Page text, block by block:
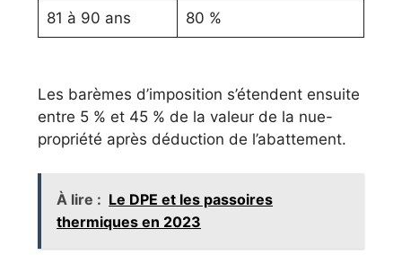
81 à 90 ans 80 %
Les barèmes d’imposition s’étendent ensuite
entre 5 % et 45 % de la valeur de la nue-
propriété après déduction de l’abattement.
À lire : Le DPE et les passoires
thermiques en 2023